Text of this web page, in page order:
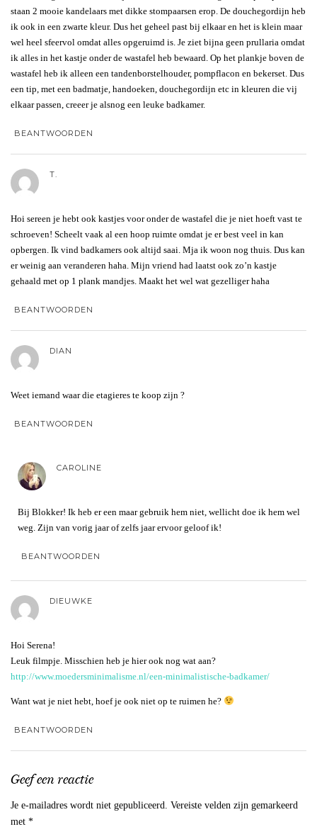
staan 2 mooie kandelaars met dikke stompaarsen erop. De douchegordijn heb
ik ook in een zwarte kleur. Dus het geheel past bij elkaar en het is klein maar
wel heel sfeervol omdat alles opgeruimd is. Je ziet bijna geen prullaria omdat
ik alles in het kastje onder de wastafel heb bewaard. Op het plankje boven de
wastafel heb ik alleen een tandenborstelhouder, pompflacon en bekerset. Dus
een tip, met een badmatje, handoeken, douchegordijn etc in kleuren die vij
elkaar passen, creeer je alsnog een leuke badkamer.
BEANTWOORDEN
T.
Hoi sereen je hebt ook kastjes voor onder de wastafel die je niet hoeft vast te
schroeven! Scheelt vaak al een hoop ruimte omdat je er best veel in kan
opbergen. Ik vind badkamers ook altijd saai. Mja ik woon nog thuis. Dus kan
er weinig aan veranderen haha. Mijn vriend had laatst ook zo’n kastje
gehaald met op 1 plank mandjes. Maakt het wel wat gezelliger haha
BEANTWOORDEN
DIAN
Weet iemand waar die etagieres te koop zijn ?
BEANTWOORDEN
CAROLINE
Bij Blokker! Ik heb er een maar gebruik hem niet, wellicht doe ik hem wel
weg. Zijn van vorig jaar of zelfs jaar ervoor geloof ik!
BEANTWOORDEN
DIEUWKE
Hoi Serena!
Leuk filmpje. Misschien heb je hier ook nog wat aan?
http://www.moedersminimalisme.nl/een-minimalistische-badkamer/
Want wat je niet hebt, hoef je ook niet op te ruimen he?
BEANTWOORDEN
Geef een reactie
Je e-mailadres wordt niet gepubliceerd. Vereiste velden zijn gemarkeerd
met *